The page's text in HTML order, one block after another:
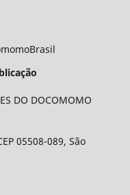
DO DOCOMOMO
05508-089, São